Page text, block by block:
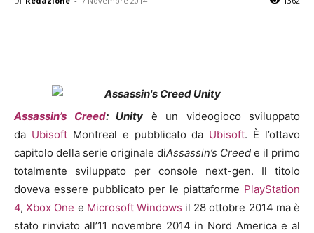
Assassin’s Creed: Unity è un videogioco sviluppato
da UbisoftMontreal e pubblicato da Ubisoft. È l’ottavo
capitolo della serie originale diAssassin’s Creed e il primo
totalmente sviluppato per console next-gen. Il titolo
doveva essere pubblicato per le piattaforme PlayStation
4,Xbox One e Microsoft Windows il 28 ottobre 2014 ma è
stato rinviato all’11 novembre 2014 in Nord America e al